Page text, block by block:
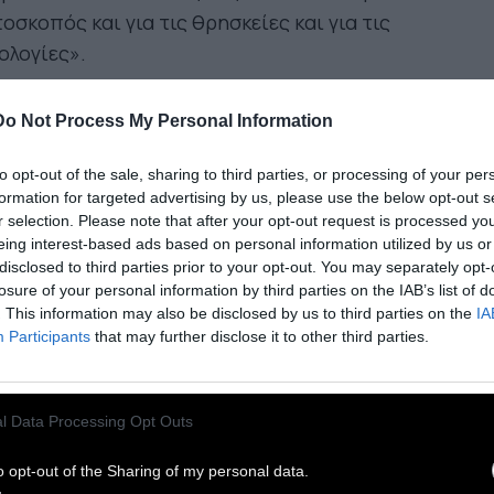
Not Process My Personal Information
opt-out of the sale, sharing to third parties, or processing of your
for targeted advertising by us, please use the below opt-out
selection. Please note that after your opt-out request is processed
interest-based ads based on personal information utilized by us
to third parties prior to your opt-out. You may separately
of your personal information by third parties on the IAB’s list of
This information may also be disclosed by us to third parties on the
Participants that may further disclose it to other third parties.
Data Processing Opt Outs
opt-out of the Sharing of my personal data.
και για τις θρησκείες και για τις
άνθρωπος εξαντλεί τα πάντα και
του, αυτό που του επιτρέπει να συνεχίζει
ατομική του προσπάθεια· και τούτο, γιατί ξέρει
σ’ αυτήν την πραγματικότητα και σ’ αυτήν την
εξέγερση το παράλογο αναδεικνύεται
μόνη του αλήθεια, η οποία αποτελεί
και πρόκληση».
εμπειρία του παράλογου, η δυστυχία
μεμονωμένα στο άτομο.
αθροιστική: είναι συλλογική. Ποιά